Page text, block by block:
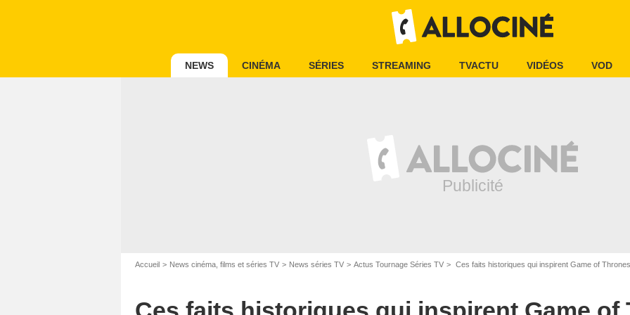
NEWS CINÉMA SÉRIES STREAMING TVACTU VIDÉOS VOD
Accueil News cinéma, films et séries TV News séries TV Actus Tournage Séries TV Ces faits historiques qui inspirent Game of